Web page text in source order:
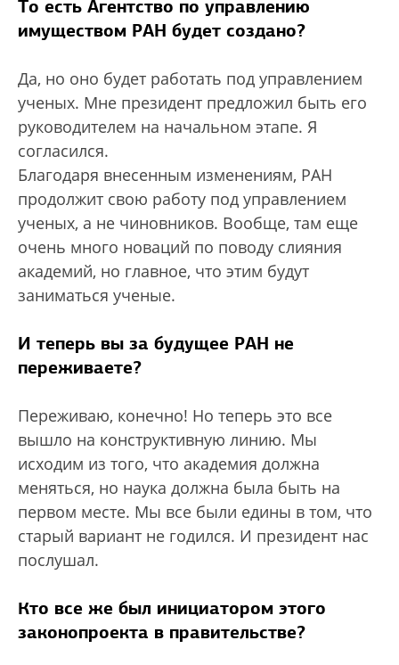
То есть Агентство по управлению
имуществом РАН будет создано?
Да, но оно будет работать под управлением
ученых. Мне президент предложил быть его
руководителем на начальном этапе. Я
согласился.
Благодаря внесенным изменениям, РАН
продолжит свою работу под управлением
ученых, а не чиновников. Вообще, там еще
очень много новаций по поводу слияния
академий, но главное, что этим будут
заниматься ученые.
И теперь вы за будущее РАН не
переживаете?
Переживаю, конечно! Но теперь это все
вышло на конструктивную линию. Мы
исходим из того, что академия должна
меняться, но наука должна была быть на
первом месте. Мы все были едины в том, что
старый вариант не годился. И президент нас
послушал.
Кто все же был инициатором этого
законопроекта в правительстве?